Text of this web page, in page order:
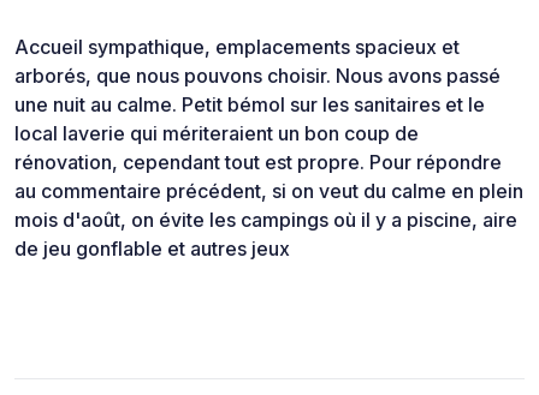
Accueil sympathique, emplacements spacieux et
arborés, que nous pouvons choisir. Nous avons passé
une nuit au calme. Petit bémol sur les sanitaires et le
local laverie qui mériteraient un bon coup de
rénovation, cependant tout est propre. Pour répondre
au commentaire précédent, si on veut du calme en plein
mois d'août, on évite les campings où il y a piscine, aire
de jeu gonflable et autres jeux